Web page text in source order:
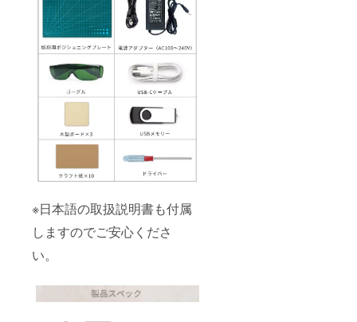
※日本語の取扱説明書も付属
しますのでご安心くださ
い。